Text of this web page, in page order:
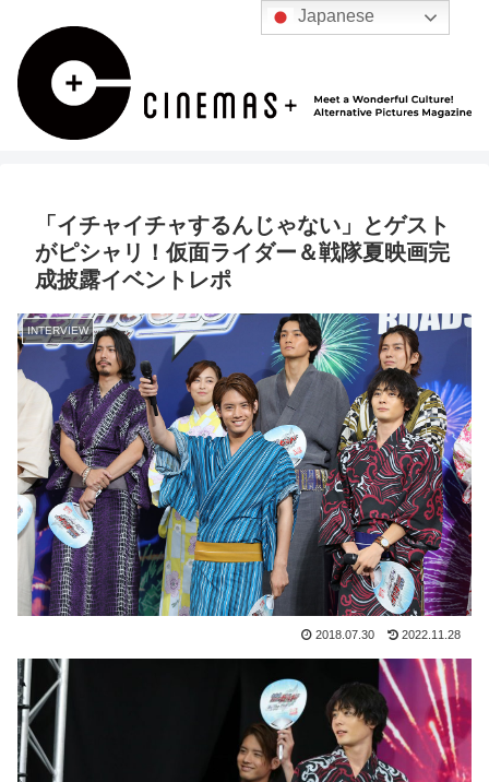
「イチャイチャするんじゃない」とゲスト
がピシャリ！仮面ライダー＆戦隊夏映画完
成披露イベントレポ
INTERVIEW
2018.07.30 2022.11.28
Japanese